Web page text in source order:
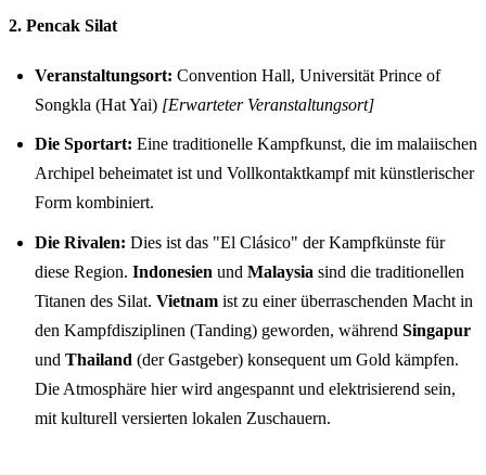
2. Pencak Silat
Veranstaltungsort: Convention Hall, Universität Prince of
Songkla (Hat Yai) [Erwarteter Veranstaltungsort]
Die Sportart: Eine traditionelle Kampfkunst, die im malaiischen
Archipel beheimatet ist und Vollkontaktkampf mit künstlerischer
Form kombiniert.
Die Rivalen: Dies ist das "El Clásico" der Kampfkünste für
diese Region. Indonesien und Malaysia sind die traditionellen
Titanen des Silat. Vietnam ist zu einer überraschenden Macht in
den Kampfdisziplinen (Tanding) geworden, während Singapur
und Thailand (der Gastgeber) konsequent um Gold kämpfen.
Die Atmosphäre hier wird angespannt und elektrisierend sein,
mit kulturell versierten lokalen Zuschauern.